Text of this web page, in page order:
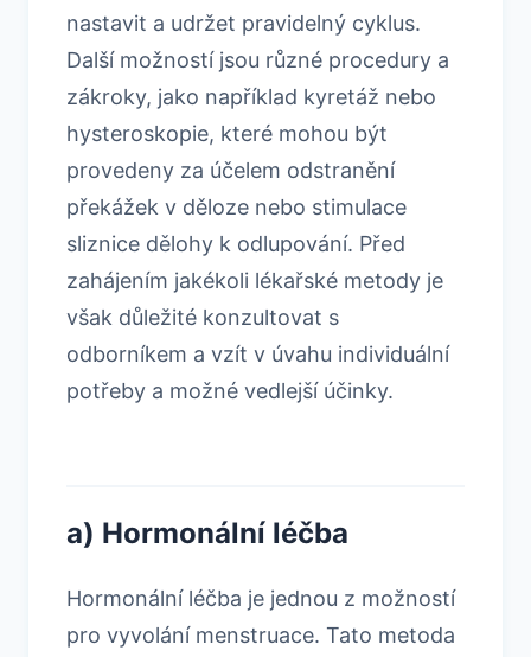
nastavit a udržet pravidelný cyklus.
Další možností jsou různé procedury a
zákroky, jako například kyretáž nebo
hysteroskopie, které mohou být
provedeny za účelem odstranění
překážek v děloze nebo stimulace
sliznice dělohy k odlupování. Před
zahájením jakékoli lékařské metody je
však důležité konzultovat s
odborníkem a vzít v úvahu individuální
potřeby a možné vedlejší účinky.
a) Hormonální léčba
Hormonální léčba je jednou z možností
pro vyvolání menstruace. Tato metoda